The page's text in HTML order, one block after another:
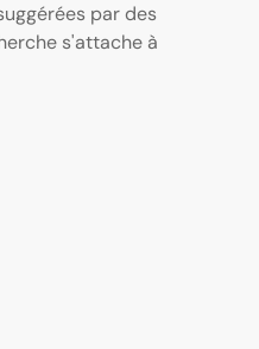
par des
s'attache à